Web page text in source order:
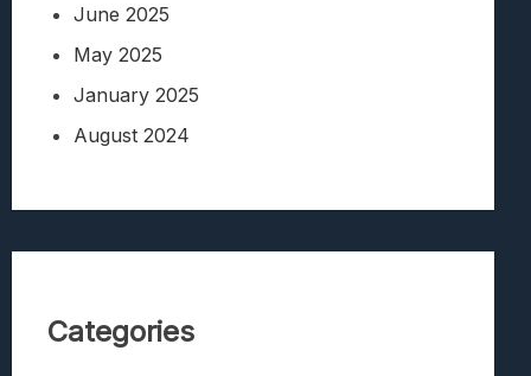
June 2025
May 2025
January 2025
August 2024
Categories